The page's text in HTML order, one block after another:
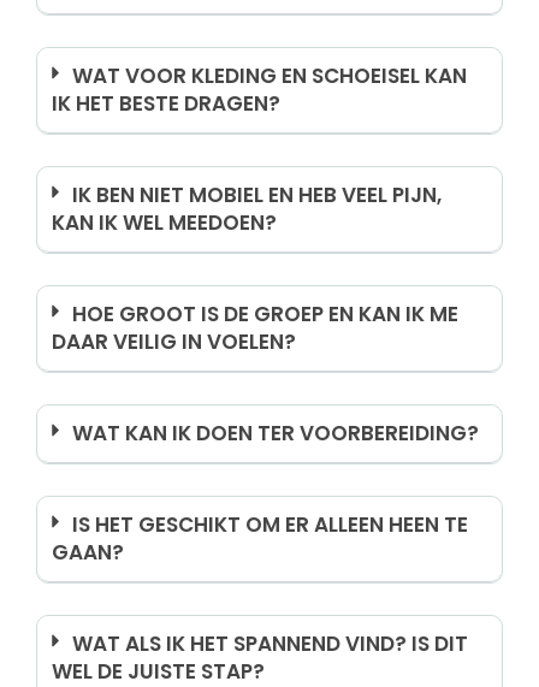
WAT VOOR KLEDING EN SCHOEISEL KAN
IK HET BESTE DRAGEN?
IK BEN NIET MOBIEL EN HEB VEEL PIJN,
KAN IK WEL MEEDOEN?
HOE GROOT IS DE GROEP EN KAN IK ME
DAAR VEILIG IN VOELEN?
WAT KAN IK DOEN TER VOORBEREIDING?
IS HET GESCHIKT OM ER ALLEEN HEEN TE
GAAN?
WAT ALS IK HET SPANNEND VIND? IS DIT
WEL DE JUISTE STAP?